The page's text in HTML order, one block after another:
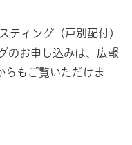
ティング（戸別配付）
のお申し込みは、広報
らもご覧いただけま